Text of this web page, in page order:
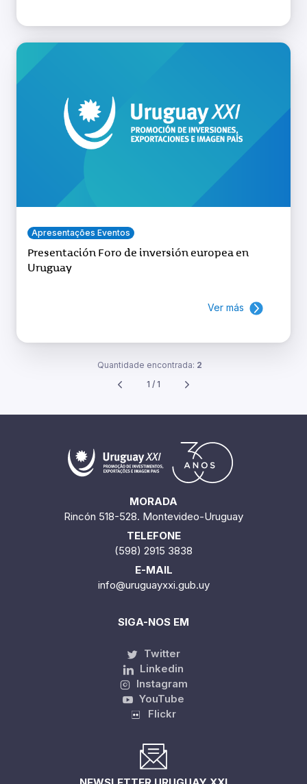
Apresentações Eventos
Presentación Foro de inversión europea en
Uruguay
Ver más
Quantidade encontrada: 2
1 / 1
MORADA
Rincón 518-528. Montevideo-Uruguay
TELEFONE
(598) 2915 3838
E-MAIL
info@uruguayxxi.gub.uy
SIGA-NOS EM
Twitter
Linkedin
Instagram
YouTube
Flickr